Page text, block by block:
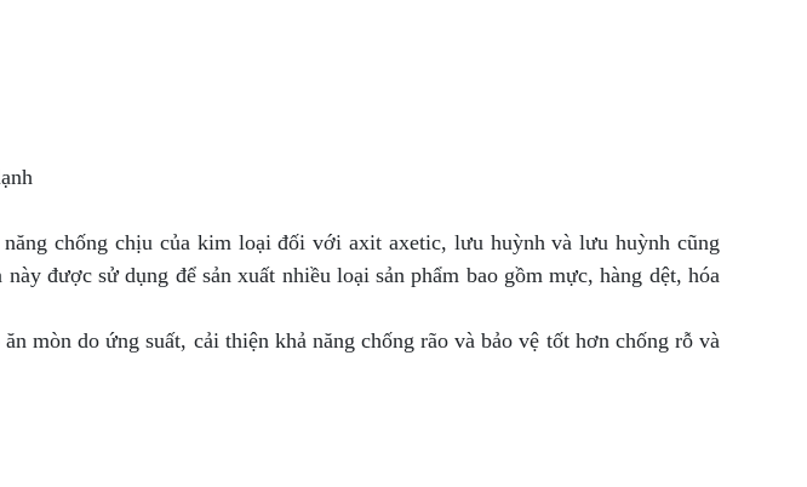
chống chịu của kim loại đối với axit axetic, lưu huỳnh và lưu huỳnh cũng
được sử dụng để sản xuất nhiều loại sản phẩm bao gồm mực, hàng dệt, hóa
mòn do ứng suất, cải thiện khả năng chống rão và bảo vệ tốt hơn chống rỗ và